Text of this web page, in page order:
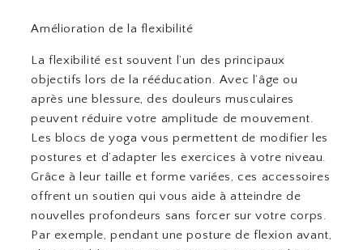
Amélioration de la flexibilité
La flexibilité est souvent l’un des principaux
objectifs lors de la rééducation. Avec l’âge ou
après une blessure, des douleurs musculaires
peuvent réduire votre amplitude de mouvement.
Les blocs de yoga vous permettent de modifier les
postures et d’adapter les exercices à votre niveau.
Grâce à leur taille et forme variées, ces accessoires
offrent un soutien qui vous aide à atteindre de
nouvelles profondeurs sans forcer sur votre corps.
Par exemple, pendant une posture de flexion avant,